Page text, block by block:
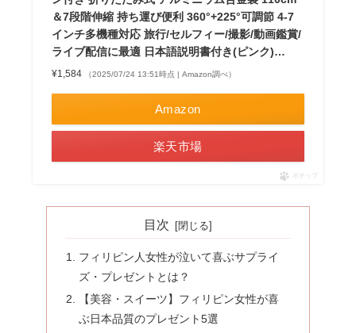
＆7段階伸縮 持ち運び便利 360°+225°可調節 4-7
インチ多機種対応 旅行/セルフィー/撮影/動画鑑賞/
ライブ配信に最適 日本語説明書付き(ピンク)…
¥1,584 （2025/07/24 13:51時点 | Amazon調べ）
Amazon
楽天市場
ポチップ
目次
フィリピン人女性が泣いて喜ぶサプライ
ズ・プレゼントとは？
【美容・スイーツ】フィリピン女性が喜
ぶ日本品質のプレゼント5選